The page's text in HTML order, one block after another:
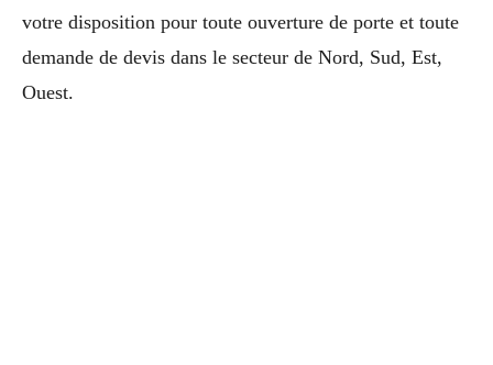
votre disposition pour toute ouverture de porte et toute
demande de devis dans le secteur de Nord, Sud, Est,
Ouest.